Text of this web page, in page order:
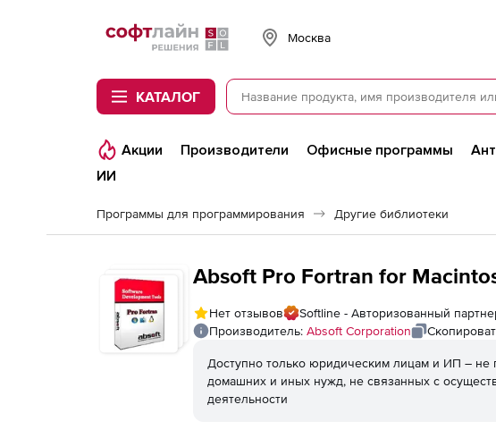
Softline
Москва
КАТАЛОГ
Акции Производители Офисные программы
ИИ
Программы для программирования Другие библиотеки
Absoft Pro Fortran for
Нет отзывов
Softline - Авторизованный
Производитель: Absoft Corporation
Доступно только юридическим лицам и ИП –
домашних и иных нужд, не связанных с
деятельности